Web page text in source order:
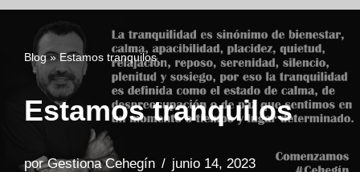
Blog»Estamos tranquilos
Estamos tranquilos
porGestiona Cehegín junio 14, 2023